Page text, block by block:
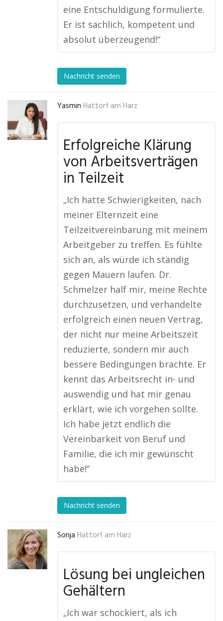
eine Entschuldigung formulierte.
Er ist sachlich, kompetent und
absolut überzeugend!“
Nachricht senden
Yasmin Hattorf am Harz
Erfolgreiche Klärung
von Arbeitsverträgen
in Teilzeit
„Ich hatte Schwierigkeiten, nach
meiner Elternzeit eine
Teilzeitvereinbarung mit meinem
Arbeitgeber zu treffen. Es fühlte
sich an, als würde ich ständig
gegen Mauern laufen. Dr.
Schmelzer half mir, meine Rechte
durchzusetzen, und verhandelte
erfolgreich einen neuen Vertrag,
der nicht nur meine Arbeitszeit
reduzierte, sondern mir auch
bessere Bedingungen brachte. Er
kennt das Arbeitsrecht in- und
auswendig und hat mir genau
erklärt, wie ich vorgehen sollte.
Ich habe jetzt endlich die
Vereinbarkeit von Beruf und
Familie, die ich mir gewünscht
habe!“
Nachricht senden
Sonja Hattorf am Harz
Lösung bei ungleichen
Gehältern
„Ich war schockiert, als ich